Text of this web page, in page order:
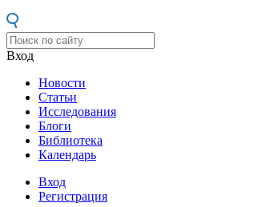
Вход
Новости
Статьи
Исследования
Блоги
Библиотека
Календарь
Вход
Регистрация